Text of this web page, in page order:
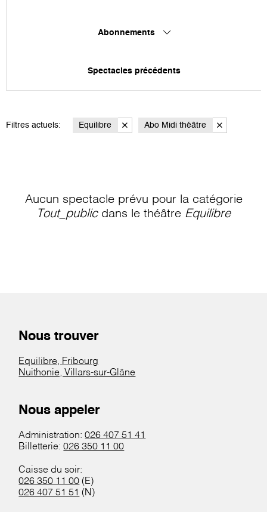
Abonnements
Spectacles précédents
Filtres actuels: Equilibre Abo Midi théâtre
Aucun spectacle prévu pour la catégorie
Tout_publicdans le théâtre Equilibre
Nous trouver
Equilibre, Fribourg
Nuithonie, Villars-sur-Glâne
Nous appeler
Administration:026 407 51 41
Billetterie:026 350 11 00
Caisse du soir:
026 350 11 00 (E)
026 407 51 51 (N)